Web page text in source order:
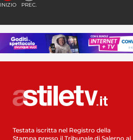
INIZIO PREC.
Testata iscritta nel Registro della
Stampa presso il Tribunale di Salerno al